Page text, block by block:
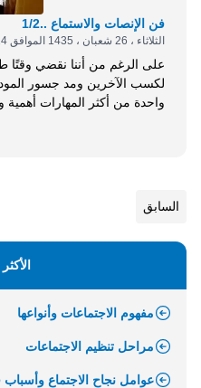
فن الإنصات والاستماع ..1/2
الثلاثاء ، 26 شعبان ، 1435 الموافق 24 يونيو 2014
على الرغم من أننا نقضي وقتًا
لكسب الآخرين ومد جسور المودة
واحدة من أكثر المهارات أهمية
للأسف نعيش في عالم أناني،
يملك مهارة الإنصات والإصغاء
السابق
مفهوم الاجتماعات وأنواعها
مراحل تنظيم الاجتماعات
عوامل نجاح الاجتماع